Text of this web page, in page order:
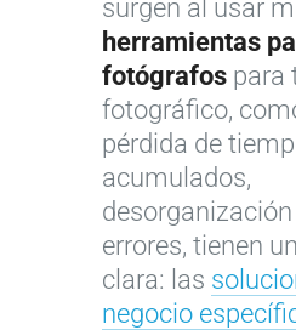
surgen al usar
herramientas
fotógrafos para
fotográfico,
pérdida de
acumulados,
errores, tienen
clara: las
negocio